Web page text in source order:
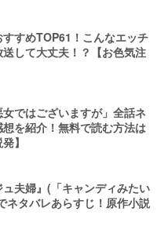
すめTOP61！こんなエッチ
して大丈夫！？【お色気注
ではございますが」全話ネ
を紹介！無料で読む方法は
】
夫婦』(「キャンディみたい
タバレあらすじ！原作小説